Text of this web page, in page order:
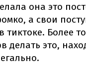
она это
а свои
тиктоке. Более
делать это,